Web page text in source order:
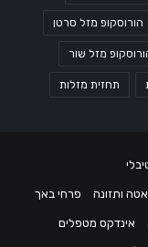
הורוסקופ מזל סרטן
מזל שור
תחזית מזלות
ותזונה פרחי באך
אינדקס מטפלים